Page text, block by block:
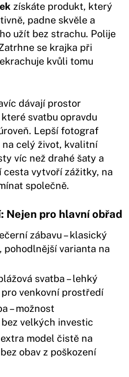
získáte produkt, který
padne skvěle a
užít bez strachu. Polije
se krajka při
kvůli tomu
dávají prostor
svatbu opravdu
Lepší fotograf
celý život, kvalitní
víc než drahé šaty a
cesta vytvoří zážitky, na
společně.
Nejen pro hlavní obřad
zábavu – klasický
pohodlnější varianta na
svatba – lehký
venkovní prostředí
– možnost
velkých investic
model čistě na
obav z poškození